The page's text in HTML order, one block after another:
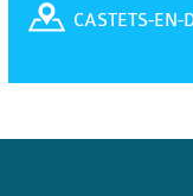
CASTETS-EN-